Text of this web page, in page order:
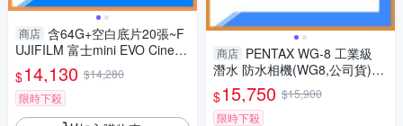
商店 含64G+空白底片20張~F
UJIFILM 富士mini EVO Cinem
a 三合一 拍立得 拍照/影片/列
印(公司貨)
$14,130 $14,280
限時下殺
商店 PENTAX WG-8 工業級
潛水 防水相機(WG8,公司貨)抗
撞、防塵、防水、耐寒、4K
$15,750 $15,900
限時下殺